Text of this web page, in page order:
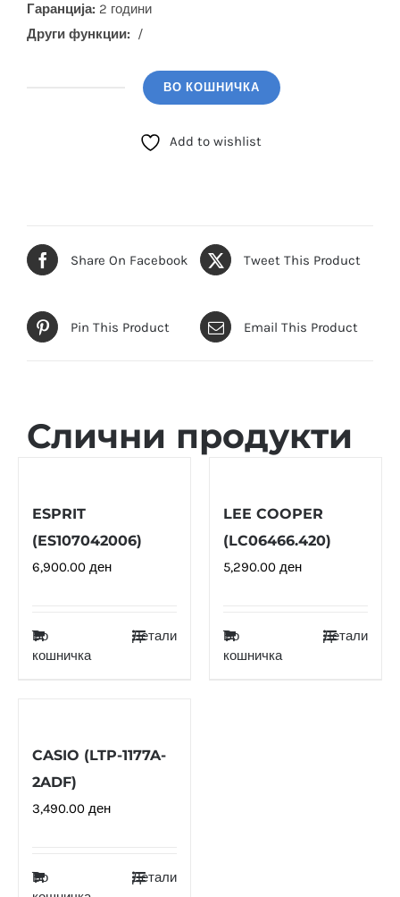
Гаранција: 2 години
Други функции: /
ВО КОШНИЧКА
Add to wishlist
Share On Facebook Tweet This Product
Pin This Product Email This Product
Слични продукти
ESPRIT
(ES107042006)
6,900.00 ден
Во
кошничка
Детали
LEE COOPER
(LC06466.420)
5,290.00 ден
Во
кошничка
Детали
CASIO (LTP-1177A-
2ADF)
3,490.00 ден
Во
Детали